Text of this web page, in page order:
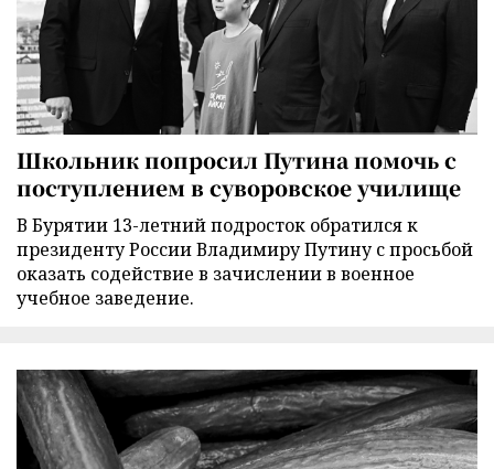
Школьник попросил Путина помочь с
поступлением в суворовское училище
В Бурятии 13-летний подросток обратился к
президенту России Владимиру Путину с просьбой
оказать содействие в зачислении в военное
учебное заведение.